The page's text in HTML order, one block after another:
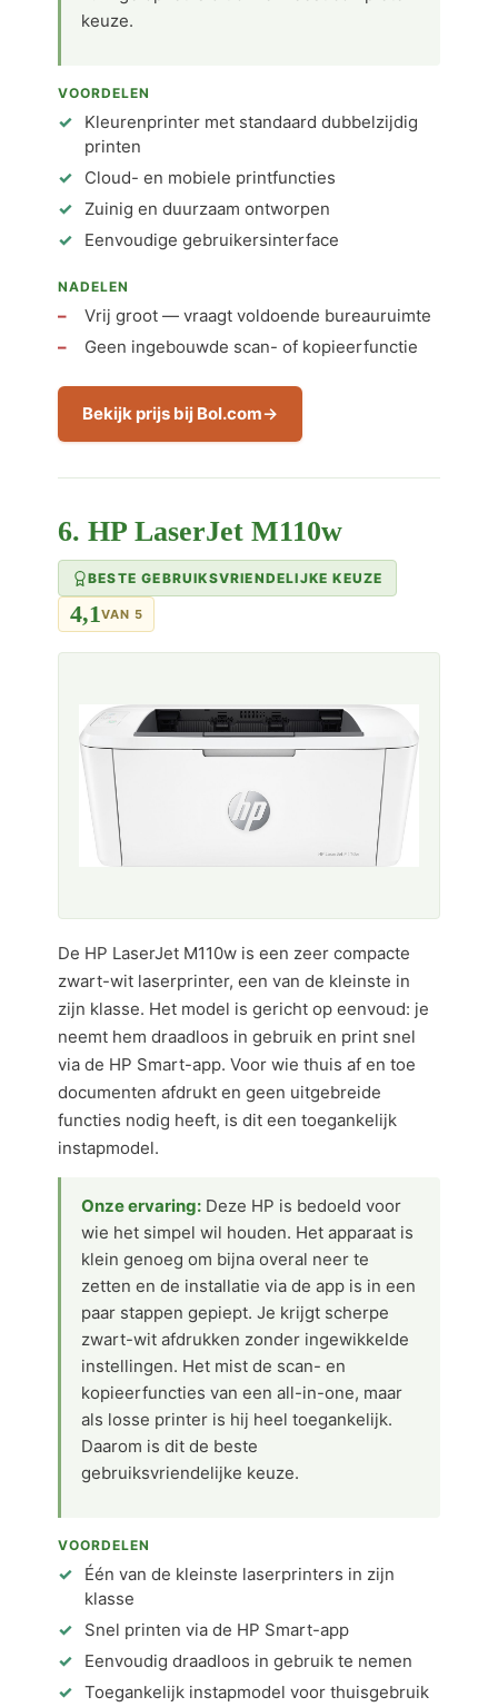
keuze.
VOORDELEN
Kleurenprinter met standaard dubbelzijdig
printen
Cloud- en mobiele printfuncties
Zuinig en duurzaam ontworpen
Eenvoudige gebruikersinterface
NADELEN
Vrij groot — vraagt voldoende bureauruimte
Geen ingebouwde scan- of kopieerfunctie
Bekijk prijs bij Bol.com
6. HP LaserJet M110w
BESTE GEBRUIKSVRIENDELIJKE KEUZE
4,1VAN 5
De HP LaserJet M110w is een zeer compacte
zwart-wit laserprinter, een van de kleinste in
zijn klasse. Het model is gericht op eenvoud: je
neemt hem draadloos in gebruik en print snel
via de HP Smart-app. Voor wie thuis af en toe
documenten afdrukt en geen uitgebreide
functies nodig heeft, is dit een toegankelijk
instapmodel.
Onze ervaring: Deze HP is bedoeld voor
wie het simpel wil houden. Het apparaat is
klein genoeg om bijna overal neer te
zetten en de installatie via de app is in een
paar stappen gepiept. Je krijgt scherpe
zwart-wit afdrukken zonder ingewikkelde
instellingen. Het mist de scan- en
kopieerfuncties van een all-in-one, maar
als losse printer is hij heel toegankelijk.
Daarom is dit de beste
gebruiksvriendelijke keuze.
VOORDELEN
Één van de kleinste laserprinters in zijn
klasse
Snel printen via de HP Smart-app
Eenvoudig draadloos in gebruik te nemen
Toegankelijk instapmodel voor thuisgebruik